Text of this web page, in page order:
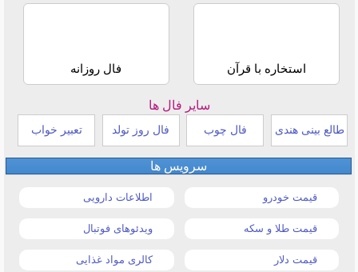
استخاره با قرآن فال روزانه
سایر فال ها
طالع بینی هندی فال چوب فال روز تولد تعبیر خواب
سرویس ها
قیمت خودرو اطلاعات دارویی
قیمت طلا و سکه ویدئوهای فوتبال
قیمت دلار کالری مواد غذایی